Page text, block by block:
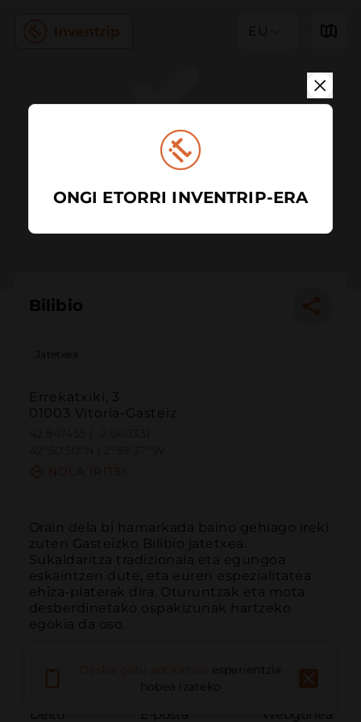
EU
Bilibio
Jatetxea
Errekatxiki, 3
01003 Vitoria-Gasteiz
Orain dela bi hamarkada baino gehiago ireki
zuten Gasteizko Bilibio jatetxea.
Sukaldaritza tradizionala eta egungoa
eskaintzen dute, eta euren espezialitatea
ehiza-platerak dira. Oturuntzak eta mota
desberdinetako ospakizunak hartzeko
egokia da oso.
Deitu E-posta Webgunea
esperientzia
hobea izateko
ONGI ETORRI INVENTRIP-ERA